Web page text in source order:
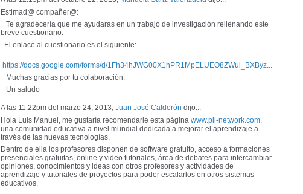
Estimad@ compañer@:
Te agradecería que me ayudaras en un trabajo de investigación rellenando este
breve cuestionario:
El enlace al cuestionario es el siguiente:
https://docs.google.com/forms/d/1Fh34hJWG00X1hPR1MpELUEO8ZWul_BXByz...
Muchas gracias por tu colaboración.
Un saludo
A las 11:22pm del marzo 24, 2013, Juan José Calderón dijo...
Hola Luis Manuel, me gustaría recomendarle esta página www.pil-network.com,
una comunidad educativa a nivel mundial dedicada a mejorar el aprendizaje a
través de las nuevas tecnologías.
Dentro de ella los profesores disponen de software gratuito, acceso a formaciones
presenciales gratuitas, online y video tutoriales, área de debates para intercambiar
opiniones, conocimientos y ideas con otros profesores y actividades de
aprendizaje y tutoriales de proyectos para poder escalarlos en otros sistemas
educativos.